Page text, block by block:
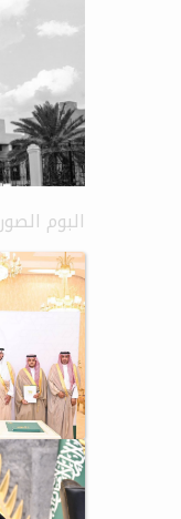
البوم الصور